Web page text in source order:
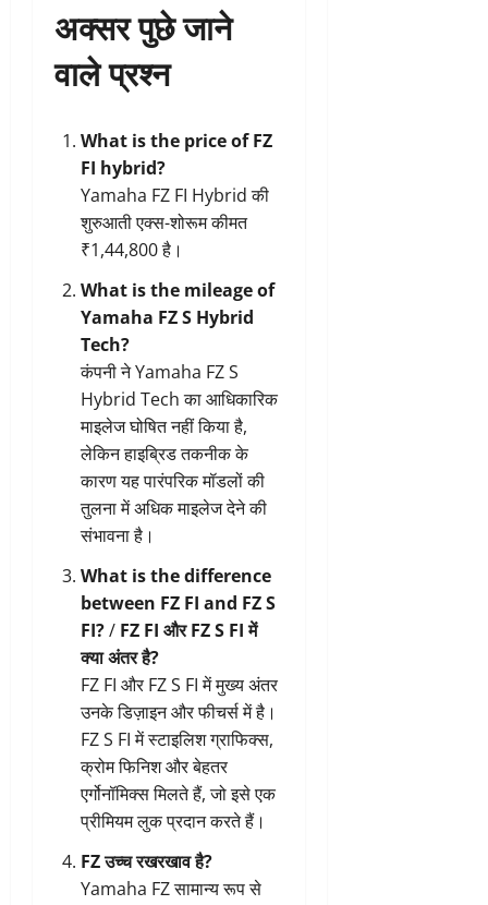
अक्सर पुछे जाने
वाले प्रश्न
What is the price of FZ
FI hybrid?
Yamaha FZ FI Hybrid की
शुरुआती एक्स-शोरूम कीमत
₹1,44,800 है।
What is the mileage of
Yamaha FZ S Hybrid
Tech?
कंपनी ने Yamaha FZ S
Hybrid Tech का आधिकारिक
माइलेज घोषित नहीं किया है,
लेकिन हाइब्रिड तकनीक के
कारण यह पारंपरिक मॉडलों की
तुलना में अधिक माइलेज देने की
संभावना है।
What is the difference
between FZ FI and FZ S
FI?/ FZ FI और FZ S FI में
क्या अंतर है?
FZ FI और FZ S FI में मुख्य अंतर
उनके डिज़ाइन और फीचर्स में है।
FZ S FI में स्टाइलिश ग्राफिक्स,
क्रोम फिनिश और बेहतर
एर्गोनॉमिक्स मिलते हैं, जो इसे एक
प्रीमियम लुक प्रदान करते हैं।
FZ उच्च रखरखाव है?
Yamaha FZ सामान्य रूप से